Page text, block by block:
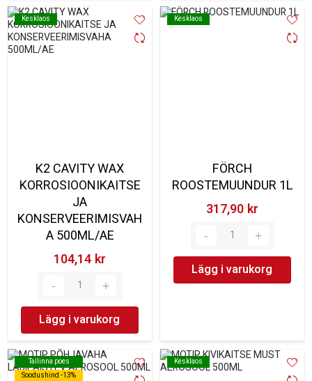
Kesklaos
Kesklaos
K2 CAVITY WAX
KORROSIOONIKAITSE
JA
KONSERVEERIMISVAH
A 500ML/AE
104,14 kr‎
Lägg i varukorg
Kesklaos
Kesklaos
FÖRCH
ROOSTEMUUNDUR 1L
317,90 kr‎
Lägg i varukorg
Tallinna poes
Soodushind -13%
Tallinna poes
Soodushind -13%
Kesklaos
Kesklaos